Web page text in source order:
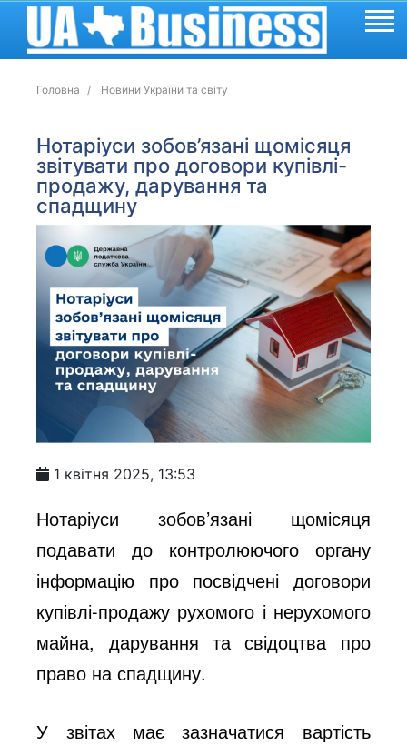
Головна Новини України та світу
Нотаріуси зобов’язані щомісяця
звітувати про договори купівлі-
продажу, дарування та
спадщину
1 квітня 2025, 13:53
Нотаріуси зобов’язані щомісяця
подавати до контролюючого органу
інформацію про посвідчені договори
купівлі-продажу рухомого і нерухомого
майна, дарування та свідоцтва про
право на спадщину.
У звітах має зазначатися вартість